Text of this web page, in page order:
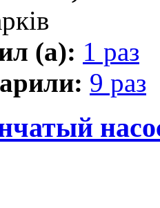
(а): 1 раз
9 раз